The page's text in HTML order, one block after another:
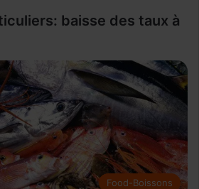
baisse des taux à
Food-Boissons